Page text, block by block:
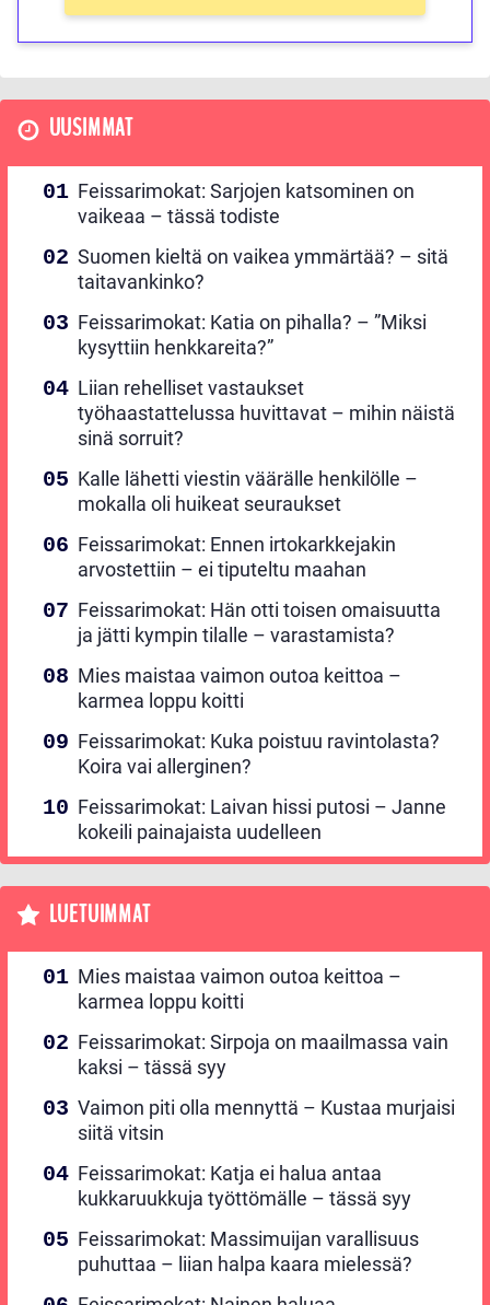
UUSIMMAT
Feissarimokat: Sarjojen katsominen on
vaikeaa – tässä todiste
Suomen kieltä on vaikea ymmärtää? – sitä
taitavankinko?
Feissarimokat: Katia on pihalla? – ”Miksi
kysyttiin henkkareita?”
Liian rehelliset vastaukset
työhaastattelussa huvittavat – mihin näistä
sinä sorruit?
Kalle lähetti viestin väärälle henkilölle –
mokalla oli huikeat seuraukset
Feissarimokat: Ennen irtokarkkejakin
arvostettiin – ei tiputeltu maahan
Feissarimokat: Hän otti toisen omaisuutta
ja jätti kympin tilalle – varastamista?
Mies maistaa vaimon outoa keittoa –
karmea loppu koitti
Feissarimokat: Kuka poistuu ravintolasta?
Koira vai allerginen?
Feissarimokat: Laivan hissi putosi – Janne
kokeili painajaista uudelleen
LUETUIMMAT
Mies maistaa vaimon outoa keittoa –
karmea loppu koitti
Feissarimokat: Sirpoja on maailmassa vain
kaksi – tässä syy
Vaimon piti olla mennyttä – Kustaa murjaisi
siitä vitsin
Feissarimokat: Katja ei halua antaa
kukkaruukkuja työttömälle – tässä syy
Feissarimokat: Massimuijan varallisuus
puhuttaa – liian halpa kaara mielessä?